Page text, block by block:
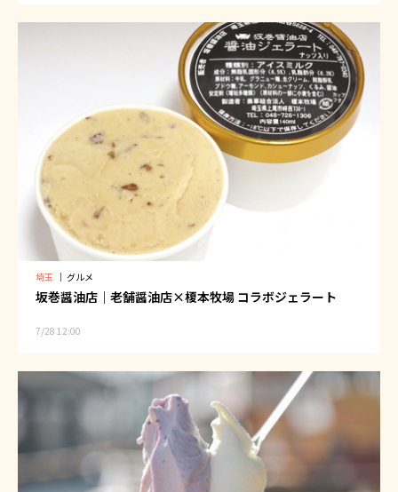
埼玉 ｜ グルメ
坂巻醤油店｜老舗醤油店×榎本牧場 コラボジェラート
7/28 12:00